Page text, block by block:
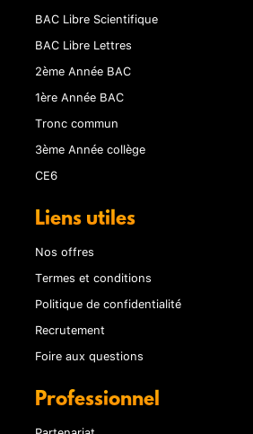
BAC Libre Scientifique
BAC Libre Lettres
2ème Année BAC
1ère Année BAC
Tronc commun
3ème Année collège
CE6
Liens utiles
Nos offres
Termes et conditions
Politique de confidentialité
Recrutement
Foire aux questions
Professionnel